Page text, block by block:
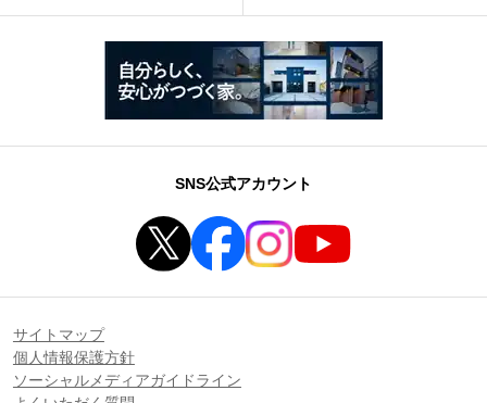
SNS公式アカウント
サイトマップ
個人情報保護方針
ソーシャルメディアガイドライン